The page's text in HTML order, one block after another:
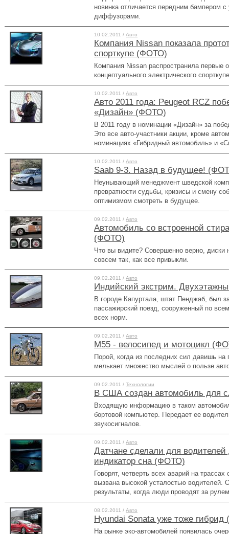
новинка отличается передним бампером
диффузорами.
10.02.2011 / Авто
Компания Nissan показала
спорткупе (ФОТО)
Компания Nissan распространила первые
концептуального электрического
10.02.2011 / Авто
Авто 2011 года: Peugeot RCZ
«Дизайн» (ФОТО)
В 2011 году в номинации «Дизайн» за
Это все авто-участники акции, кроме
номинациях «Гибридный автомобиль» и
10.02.2011 / Авто
Saab 9-3. Назад в будущее!
Неунывающий менеджмент шведской
превратности судьбы, кризисы и смену
оптимизмом смотреть в будущее.
09.02.2011 / Авто
Автомобиль со встроенной
(ФОТО)
Что вы видите? Совершенно верно, диски
совсем так, как все привыкли.
09.02.2011 / Авто
Индийский экстрим.
В городе Капуртала, штат Пенджаб, был
пассажирский поезд, сооруженный по
всех норм.
09.02.2011 / Авто
М55 - велосипед и мотоцикл
Порой, когда из последних сил давишь
мелькает множество мыслей о пользе
09.02.2011 / Технологии
В США создан автомобиль для
Входящую информацию в таком
бортовой компьютер. Передает ее
звукосигналов.
09.02.2011 / Авто
Датчане сделали для водителей
индикатор сна (ФОТО)
Говорят, четверть всех аварий на
вызвана высокой усталостью водителей.
результаты, когда люди проводят за
08.02.2011 / Авто
Hyundai Sonata уже тоже
На рынке эко-автомобилей появилась